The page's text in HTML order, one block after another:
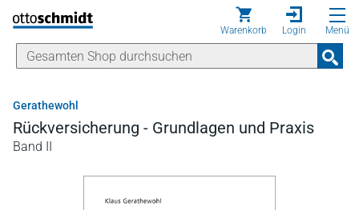
Direkt zum Inhalt
Warenkorb Login Menü
Gerathewohl
Rückversicherung - Grundlagen und Praxis
Band II